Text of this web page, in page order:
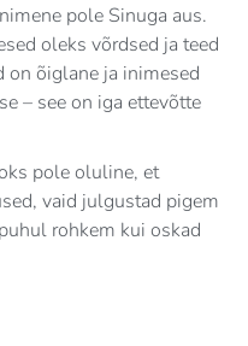
pole Sinuga aus.
oleks võrdsed ja teed
on õiglane ja inimesed
– see on iga ettevõtte
pole oluline, et
vaid julgustad pigem
rohkem kui oskad